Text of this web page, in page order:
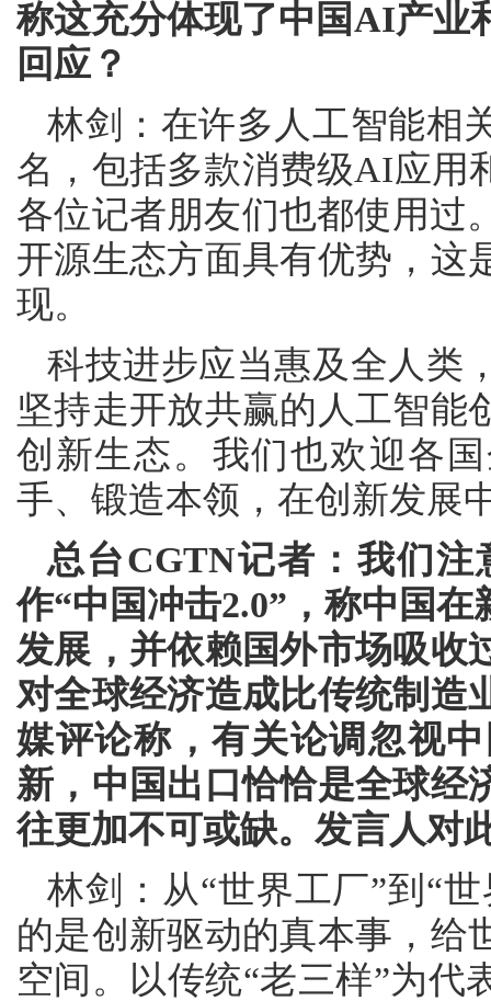
称这充分体现了中国AI产业
回应？
林剑：在许多人工智能相
名，包括多款消费级AI应用
各位记者朋友们也都使用过
开源生态方面具有优势，这
现。
科技进步应当惠及全人类
坚持走开放共赢的人工智能
创新生态。我们也欢迎各
手、锻造本领，在创新发展
总台CGTN记者：我们
作“中国冲击2.0”，称中国
发展，并依赖国外市场吸收
对全球经济造成比传统制造
媒评论称，有关论调忽视
新，中国出口恰恰是全球经
往更加不可或缺。发言人对
林剑：从“世界工厂”到“
的是创新驱动的真本事，给
空间。以传统“老三样”为代